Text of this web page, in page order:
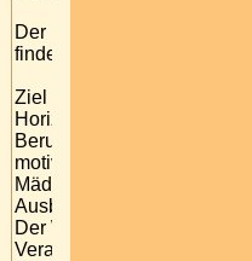
Der nächste Wiener
findet am 24. April 2008
Ziel des Töchtertags ist es,
Horizont der Mädchen in
Berufswahl zu erweitern
motivieren, neue und auch
Mädchen bislang
Ausbildungswege zu
Der Wiener Töchtertag ist
Veranstaltung der